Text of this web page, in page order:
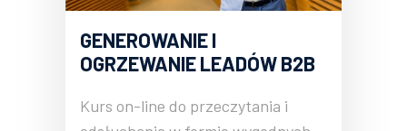
GENEROWANIE I
OGRZEWANIE LEADÓW B2B
Kurs on-line do przeczytania i